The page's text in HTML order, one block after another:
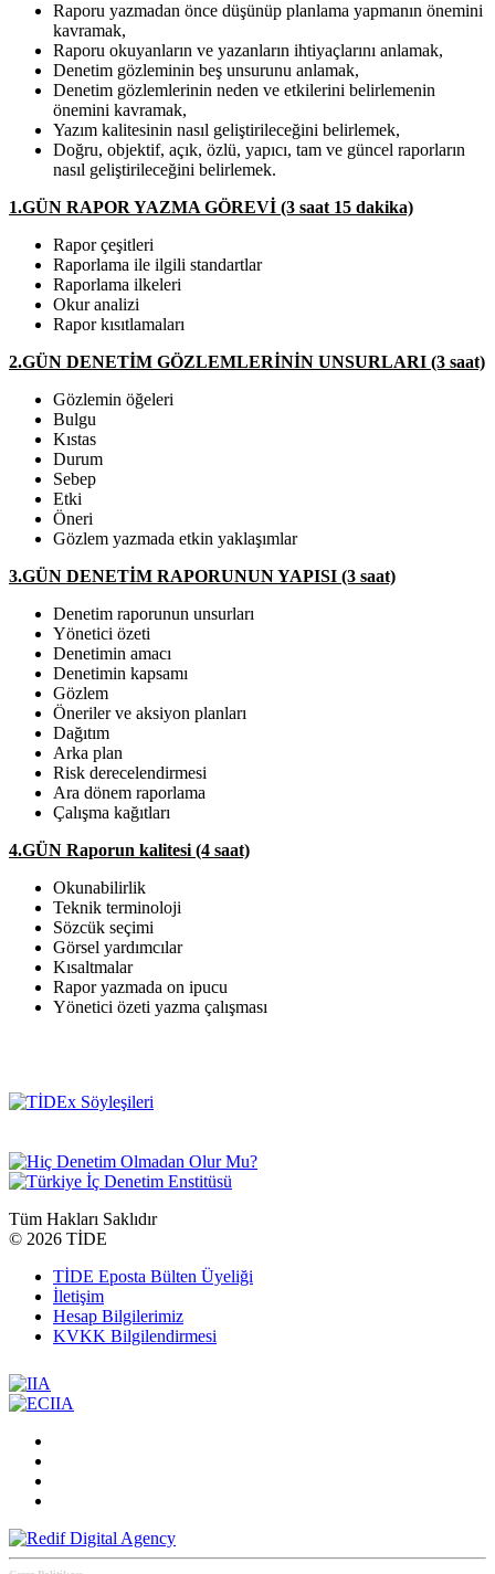
Raporu yazmadan önce düşünüp planlama yapmanın önemini
kavramak,
Raporu okuyanların ve yazanların ihtiyaçlarını anlamak,
Denetim gözleminin beş unsurunu anlamak,
Denetim gözlemlerinin neden ve etkilerini belirlemenin
önemini kavramak,
Yazım kalitesinin nasıl geliştirileceğini belirlemek,
Doğru, objektif, açık, özlü, yapıcı, tam ve güncel raporların
nasıl geliştirileceğini belirlemek.
1.GÜN RAPOR YAZMA GÖREVİ (3 saat 15 dakika)
Rapor çeşitleri
Raporlama ile ilgili standartlar
Raporlama ilkeleri
Okur analizi
Rapor kısıtlamaları
2.GÜN DENETİM GÖZLEMLERİNİN UNSURLARI (3 saat)
Gözlemin öğeleri
Bulgu
Kıstas
Durum
Sebep
Etki
Öneri
Gözlem yazmada etkin yaklaşımlar
3.GÜN DENETİM RAPORUNUN YAPISI (3 saat)
Denetim raporunun unsurları
Yönetici özeti
Denetimin amacı
Denetimin kapsamı
Gözlem
Öneriler ve aksiyon planları
Dağıtım
Arka plan
Risk derecelendirmesi
Ara dönem raporlama
Çalışma kağıtları
4.GÜN Raporun kalitesi (4 saat)
Okunabilirlik
Teknik terminoloji
Sözcük seçimi
Görsel yardımcılar
Kısaltmalar
Rapor yazmada on ipucu
Yönetici özeti yazma çalışması
Tüm Hakları Saklıdır
© 2026 TİDE
TİDE Eposta Bülten Üyeliği
İletişim
Hesap Bilgilerimiz
KVKK Bilgilendirmesi